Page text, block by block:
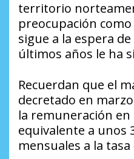
territorio
preocupación
sigue a la espera
últimos años le ha
Recuerdan que el
decretado en
la remuneración en
equivalente a unos
mensuales a la